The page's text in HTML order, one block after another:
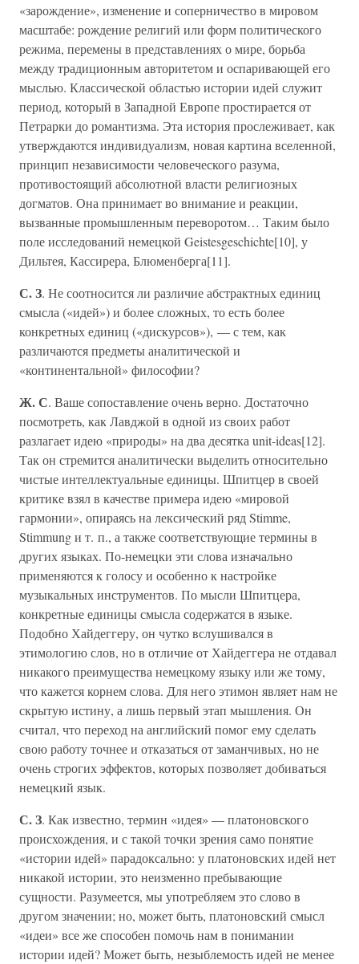
«зарождение», изменение и соперничество в мировом
масштабе: рождение религий или форм политического
режима, перемены в представлениях о мире, борьба
между традиционным авторитетом и оспаривающей его
мыслью. Классической областью истории идей служит
период, который в Западной Европе простирается от
Петрарки до романтизма. Эта история прослеживает, как
утверждаются индивидуализм, новая картина вселенной,
принцип независимости человеческого разума,
противостоящий абсолютной власти религиозных
догматов. Она принимает во внимание и реакции,
вызванные промышленным переворотом… Таким было
поле исследований немецкой Geistesgeschichte[10], у
Дильтея, Кассирера, Блюменберга[11].
С. З. Не соотносится ли различие абстрактных единиц
смысла («идей») и более сложных, то есть более
конкретных единиц («дискурсов»), — с тем, как
различаются предметы аналитической и
«континентальной» философии?
Ж. С. Ваше сопоставление очень верно. Достаточно
посмотреть, как Лавджой в одной из своих работ
разлагает идею «природы» на два десятка unit-ideas[12].
Так он стремится аналитически выделить относительно
чистые интеллектуальные единицы. Шпитцер в своей
критике взял в качестве примера идею «мировой
гармонии», опираясь на лексический ряд Stimme,
Stimmung и т. п., а также соответствующие термины в
других языках. По-немецки эти слова изначально
применяются к голосу и особенно к настройке
музыкальных инструментов. По мысли Шпитцера,
конкретные единицы смысла содержатся в языке.
Подобно Хайдеггеру, он чутко вслушивался в
этимологию слов, но в отличие от Хайдеггера не отдавал
никакого преимущества немецкому языку или же тому,
что кажется корнем слова. Для него этимон являет нам не
скрытую истину, а лишь первый этап мышления. Он
считал, что переход на английский помог ему сделать
свою работу точнее и отказаться от заманчивых, но не
очень строгих эффектов, которых позволяет добиваться
немецкий язык.
С. З. Как известно, термин «идея» — платоновского
происхождения, и с такой точки зрения само понятие
«истории идей» парадоксально: у платоновских идей нет
никакой истории, это неизменно пребывающие
сущности. Разумеется, мы употребляем это слово в
другом значении; но, может быть, платоновский смысл
«идеи» все же способен помочь нам в понимании
истории идей? Может быть, незыблемость идей не менее